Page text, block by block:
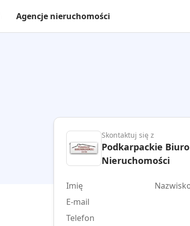
Agencje nieruchomości
Skontaktuj się z
Podkarpackie Biuro
Nieruchomości